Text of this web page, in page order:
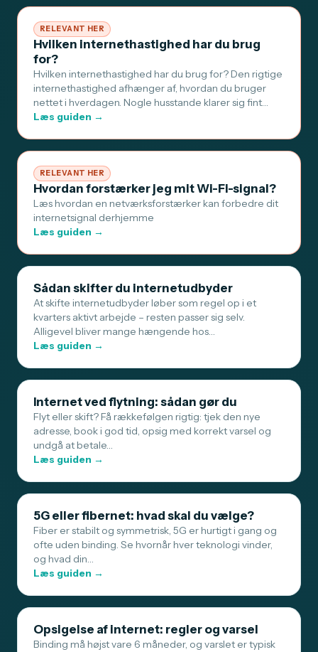
RELEVANT HER
Hvilken internethastighed har du brug
for?
Hvilken internethastighed har du brug for? Den rigtige
internethastighed afhænger af, hvordan du bruger
nettet i hverdagen. Nogle husstande klarer sig fint…
Læs guiden →
RELEVANT HER
Hvordan forstærker jeg mit Wi-Fi-signal?
Læs hvordan en netværksforstærker kan forbedre dit
internetsignal derhjemme
Læs guiden →
Sådan skifter du internetudbyder
At skifte internetudbyder løber som regel op i et
kvarters aktivt arbejde – resten passer sig selv.
Alligevel bliver mange hængende hos…
Læs guiden →
Internet ved flytning: sådan gør du
Flyt eller skift? Få rækkefølgen rigtig: tjek den nye
adresse, book i god tid, opsig med korrekt varsel og
undgå at betale…
Læs guiden →
5G eller fibernet: hvad skal du vælge?
Fiber er stabilt og symmetrisk, 5G er hurtigt i gang og
ofte uden binding. Se hvornår hver teknologi vinder,
og hvad din…
Læs guiden →
Opsigelse af internet: regler og varsel
Binding må højst vare 6 måneder, og varslet er typisk